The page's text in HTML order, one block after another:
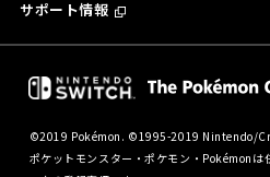
サポート情報
©2019 Pokémon. ©1995-2019 Nintendo/
ポケットモンスター・ポケモン・Pokémonは